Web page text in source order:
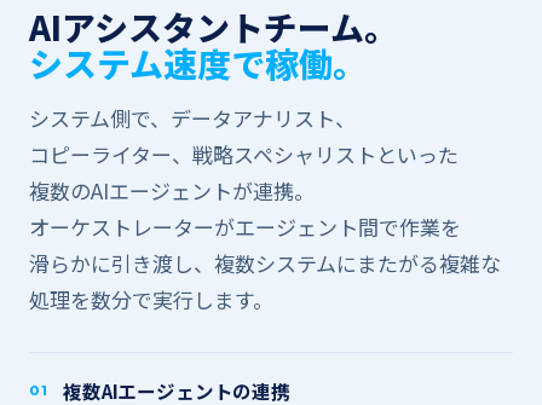
AIアシスタントチーム。
システム速度で​​稼働。
システム側で、​​データアナリスト、​​
コピーライター、​​戦略スペシャリストと​​いった​​
複数の​​AIエージェントが​​連携。​​
オーケストレーターが​​エージェント間で​​作業を​​
滑らかに​​引き渡し、​​複数システムに​​またがる​​複雑な​​
処理を​​数分で​​実行します。
01 複数AIエージェントの​​連携